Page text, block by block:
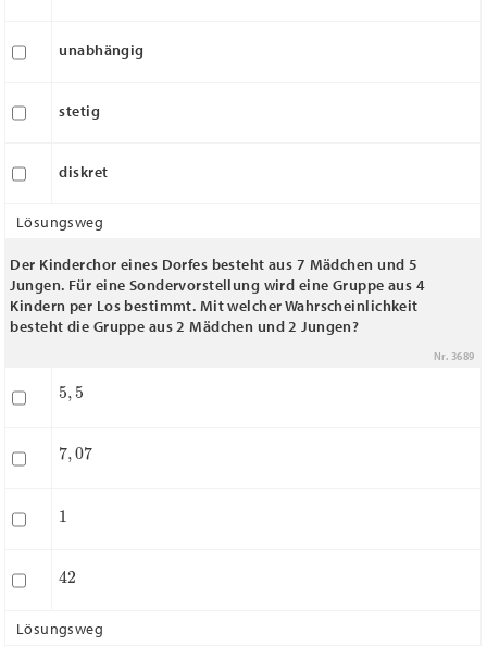
unabhängig
stetig
diskret
Lösungsweg
Der Kinderchor eines Dorfes besteht aus 7 Mädchen und 5
Jungen. Für eine Sondervorstellung wird eine Gruppe aus 4
Kindern per Los bestimmt. Mit welcher Wahrscheinlichkeit
besteht die Gruppe aus 2 Mädchen und 2 Jungen?
Nr. 3689
5 5
7 07
1
42
Lösungsweg